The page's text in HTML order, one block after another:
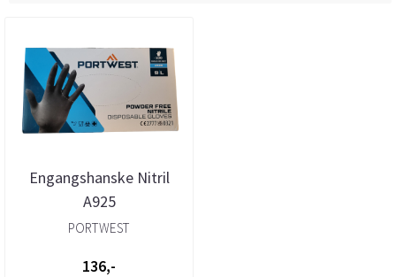
Engangshanske Nitril
A925
PORTWEST
136,-